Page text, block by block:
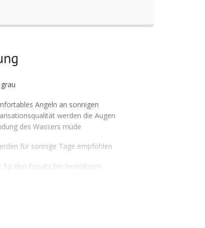
Angeln an sonnigen
werden die Augen
des Wassers müde
für sonnige Tage empfohlen
für den Einsatz bei bewölktem
Einsatz bei verschiedenen